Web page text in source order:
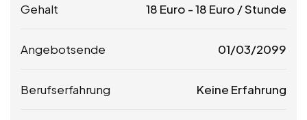
Gehalt 18 Euro -18 Euro / Stunde
Angebotsende 01/03/2099
Berufserfahrung Keine Erfahrung